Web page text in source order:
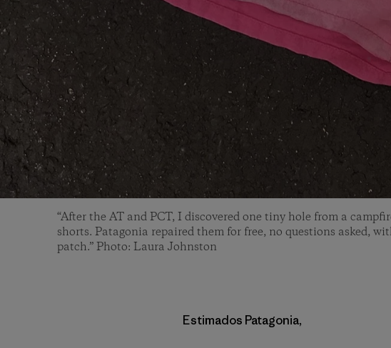
“After the AT and PCT, I discovered one tiny hole from a
shorts. Patagonia repaired them for free, no questions asked,
patch.” Photo: Laura Johnston
Estimados Patagonia,